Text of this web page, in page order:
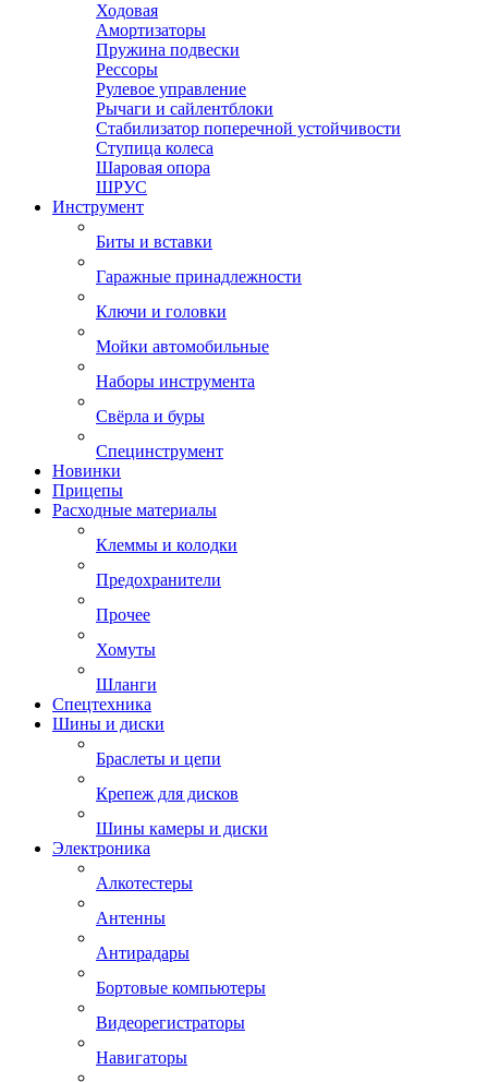
Ходовая
Амортизаторы
Пружина подвески
Рессоры
Рулевое управление
Рычаги и сайлентблоки
Стабилизатор поперечной устойчивости
Ступица колеса
Шаровая опора
ШРУС
Инструмент
Биты и вставки
Гаражные принадлежности
Ключи и головки
Мойки автомобильные
Наборы инструмента
Свёрла и буры
Специнструмент
Новинки
Прицепы
Расходные материалы
Клеммы и колодки
Предохранители
Прочее
Хомуты
Шланги
Спецтехника
Шины и диски
Браслеты и цепи
Крепеж для дисков
Шины камеры и диски
Электроника
Алкотестеры
Антенны
Антирадары
Бортовые компьютеры
Видеорегистраторы
Навигаторы